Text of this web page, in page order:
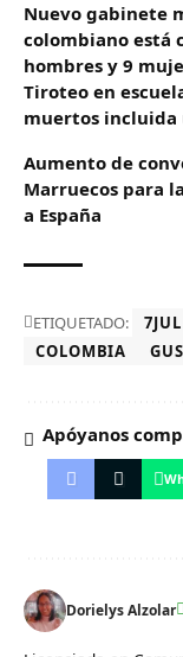
Nuevo gabinete
colombiano está
hombres y 9
Tiroteo en
muertos incluida
Aumento de
Marruecos para
a España
ETIQUETADO: 7JUL
COLOMBIA
Apóyanos
Dorielys Alzolar